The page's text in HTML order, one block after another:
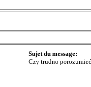
Sujet du message:
Czy trudno